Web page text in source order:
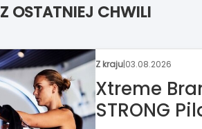
Z OSTATNIEJ CHWILI
Z kraju|31.07.2026
Circle K